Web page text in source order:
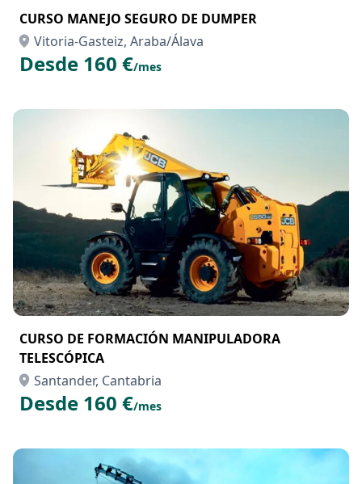
CURSO MANEJO SEGURO DE DUMPER
Vitoria-Gasteiz, Araba/Álava
Desde 160 €/mes
CURSO DE FORMACIÓN MANIPULADORA
TELESCÓPICA
Santander, Cantabria
Desde 160 €/mes